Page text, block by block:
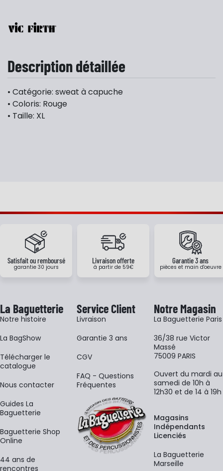
Description détaillée
• Catégorie: sweat à capuche
• Coloris: Rouge
• Taille: XL
Satisfait ou remboursé
garantie 30 jours
Livraison offerte
à partir de 59€
Garantie 3 ans
pièces et main d'oeuvre
La Baguetterie
Notre histoire
La BagShow
​Télécharger le
catalogue
Nous contacter
Guides La
Baguetterie
Baguetterie Shop
Online
44 ans de
rencontres
Service Client
Livraison
Garantie 3 ans
CGV
FAQ - Questions
Fréquentes
Notre Magasin
La Baguetterie Paris
36/38 rue Victor
Massé
75009 PARIS
Ouvert du mardi au
samedi de 10h à
12h30 et de 14 à 19h
Magasins
Indépendants
Licenciés
La Baguetterie
Marseille